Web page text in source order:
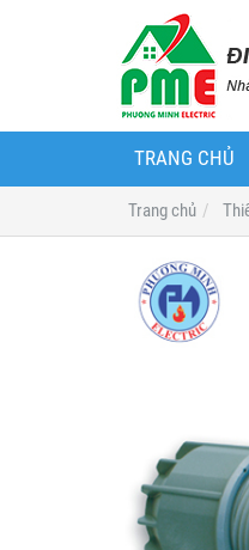
TRANG CHỦ
Trang chủ